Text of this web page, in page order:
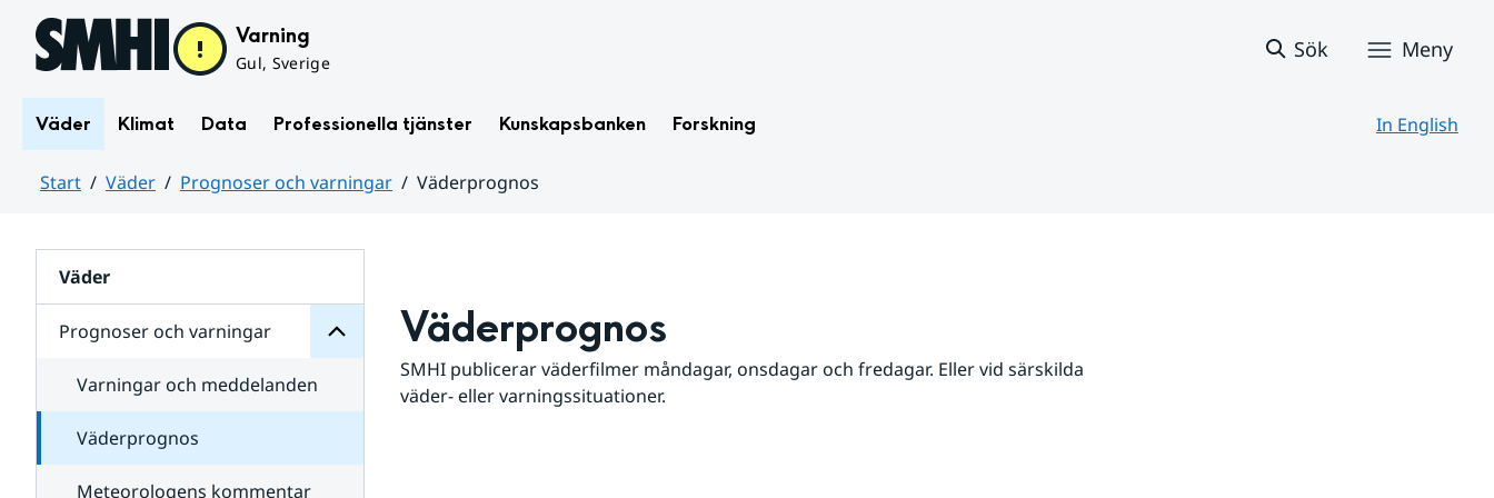
Hoppa till sidans innehåll Varning
Gul, Sverige
Sök Meny
Väder Klimat Data Professionella tjänster Kunskapsbanken Forskning In English
Start Väder Prognoser och varningar
Väderprognos
Väder
Prognoser och varningar
för
varningar
Varningar och meddelanden
Väderprognos
Meteorologens kommentar
Väderprognos
SMHI publicerar väderfilmer måndagar, onsdagar och fredagar. Eller vid särskilda
väder- eller varningssituationer.